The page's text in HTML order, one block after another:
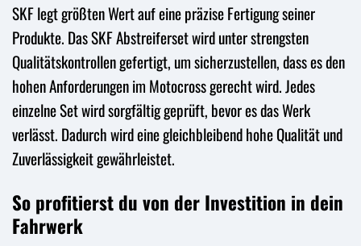
SKF legt größten Wert auf eine präzise Fertigung seiner
Produkte. Das SKF Abstreiferset wird unter strengsten
Qualitätskontrollen gefertigt, um sicherzustellen, dass es den
hohen Anforderungen im Motocross gerecht wird. Jedes
einzelne Set wird sorgfältig geprüft, bevor es das Werk
verlässt. Dadurch wird eine gleichbleibend hohe Qualität und
Zuverlässigkeit gewährleistet.
So profitierst du von der Investition in dein
Fahrwerk